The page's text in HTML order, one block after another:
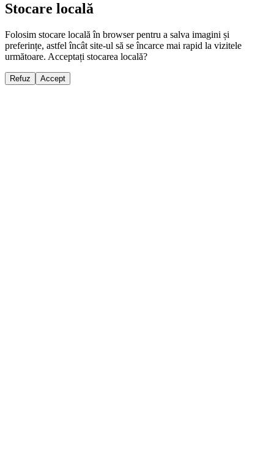
Stocare locală
Folosim stocare locală în browser pentru a salva imagini și
preferințe, astfel încât site-ul să se încarce mai rapid la vizitele
următoare. Acceptați stocarea locală?
Refuz Accept